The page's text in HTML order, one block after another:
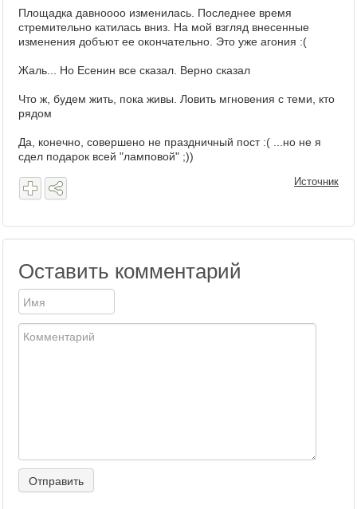
Площадка давноооо изменилась. Последнее время
стремительно катилась вниз. На мой взгляд внесенные
изменения добъют ее окончательно. Это уже агония :(
Жаль... Но Есенин все сказал. Верно сказал
Что ж, будем жить, пока живы. Ловить мгновения с теми, кто
рядом
Да, конечно, совершено не праздничный пост :( ...но не я
сдел подарок всей "ламповой" ;))
Источник
Оставить комментарий